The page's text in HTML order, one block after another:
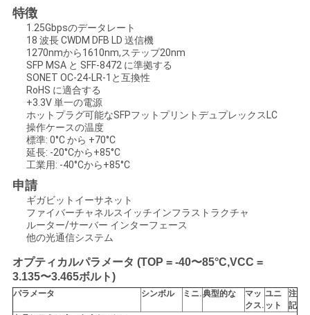
要
プ
ラ
特徴
1.25Gbpsのデータレート
18 波長 CWDM DFB LD 送信機
1270nmから1610nm,ステップ20nm
SFP MSA と SFF-8472 に準拠する
SONET OC-24-LR-1と互換性
RoHS に適合する
+3.3V 単一の電源
ホットプラグ可能なSFPフットプリントデュプレックスLC
操作ケースの温度
標準: 0°C から +70°C
延長: -20°Cから+85°C
工業用: -40°Cから+85°C
申請
ギガビットイーサネット
ファイバーチャネルスイッチインフラストラクチャ
ルーター/サーバー インターフェース
他の光通信システム
オプティカルパラメータ (TOP = -40〜85°C,VCC =
3.135〜3.465ボルト)
パラメータ シンボル ミニ.典型的な
マッ
クス.
ユニ
ット
注
記